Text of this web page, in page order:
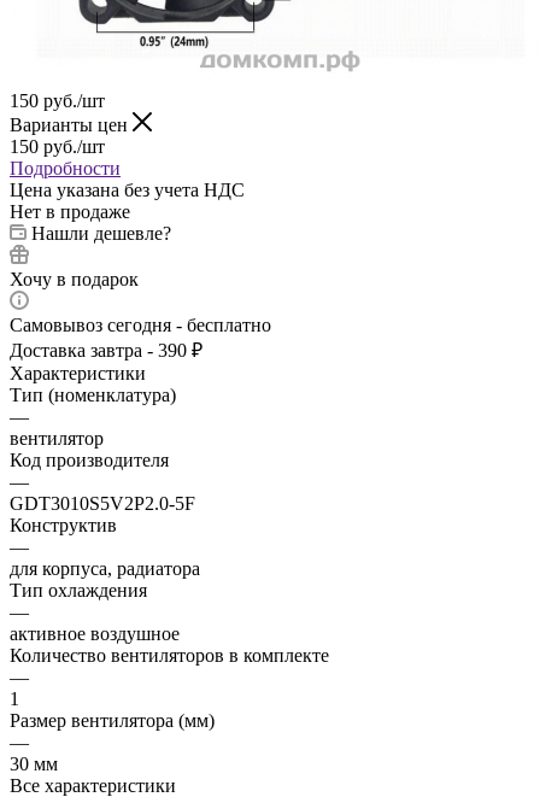
150 руб./шт
Варианты цен
150 руб./шт
Подробности
Цена указана без учета НДС
Нет в продаже
Нашли дешевле?
Хочу в подарок
Самовывоз сегодня - бесплатно
Доставка завтра - 390 ₽
Характеристики
Тип (номенклатура)
—
вентилятор
Код производителя
—
GDT3010S5V2P2.0-5F
Конструктив
—
для корпуса, радиатора
Тип охлаждения
—
активное воздушное
Количество вентиляторов в комплекте
—
1
Размер вентилятора (мм)
—
30 мм
Все характеристики